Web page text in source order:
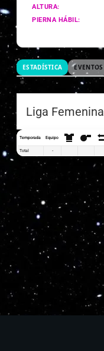
ALTURA:
PIERNA HÁBIL:
ESTADÍSTICA EVENTOS
Liga Femenina
Temporada Equipo
Total -